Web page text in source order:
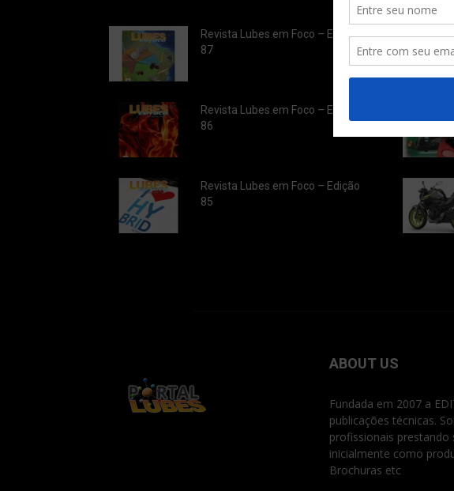
Revista Lubes em Foco – Edição
87
Revista Lubes em Foco – Edição
86
Revista Lubes em Foco – Edição
85
ABOUT US
Fundada em 2007 a
publicações técnicas.
profissionais prestando
inicialmente como
Brochuras etc